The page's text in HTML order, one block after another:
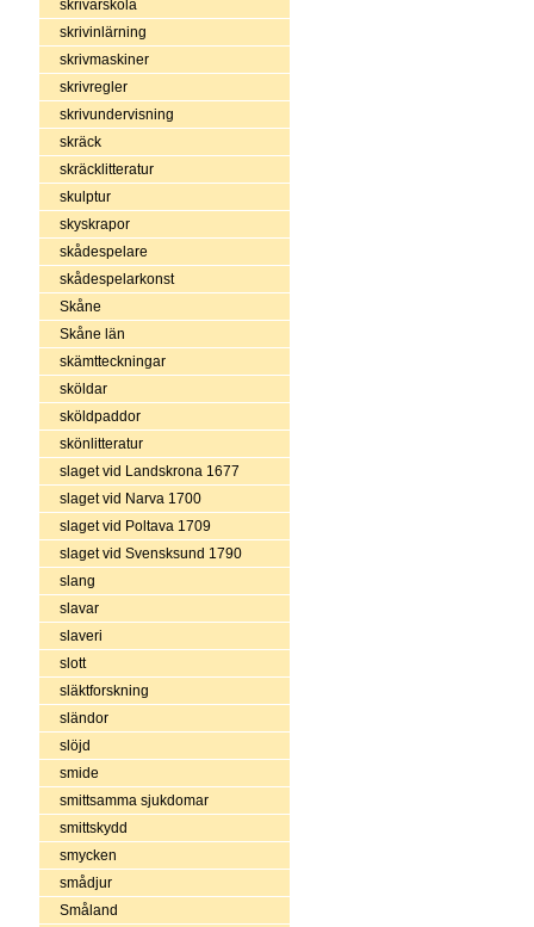
skrivarskola
skrivinlärning
skrivmaskiner
skrivregler
skrivundervisning
skräck
skräcklitteratur
skulptur
skyskrapor
skådespelare
skådespelarkonst
Skåne
Skåne län
skämtteckningar
sköldar
sköldpaddor
skönlitteratur
slaget vid Landskrona 1677
slaget vid Narva 1700
slaget vid Poltava 1709
slaget vid Svensksund 1790
slang
slavar
slaveri
slott
släktforskning
sländor
slöjd
smide
smittsamma sjukdomar
smittskydd
smycken
smådjur
Småland